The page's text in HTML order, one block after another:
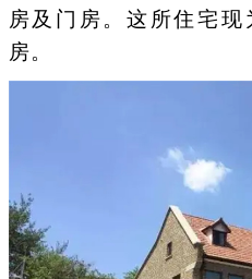
房及门房。这所住宅
房。